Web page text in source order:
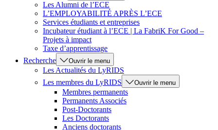
Les Alumni de l’ECE
L’EMPLOYABILITÉ APRÈS L’ECE
Services étudiants et entreprises
Incubateur étudiant à l’ECE | La FabriK For Good –
Projets à impact
Taxe d’apprentissage
Recherche
Ouvrir le menu
Les Actualités du LyRIDS
Les membres du LyRIDS
Ouvrir le menu
Membres permanents
Permanents Associés
Post-Doctorants
Les Doctorants
Anciens doctorants